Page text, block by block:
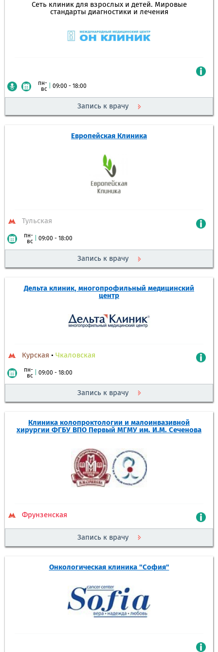
Сеть клиник для взрослых и детей. Мировые
стандарты диагностики и лечения
пн-
вс
09:00 - 18:00
Запись к врачу
Европейская Клиника
Тульская
пн-
вс
09:00 - 18:00
Запись к врачу
Дельта клиник, многопрофильный медицинский
центр
Курская • Чкаловская
пн-
вс
09:00 - 18:00
Запись к врачу
Клиника колопроктологии и малоинвазивной
хирургии ФГБУ ВПО Первый МГМУ им. И.М. Сеченова
Фрунзенская
Запись к врачу
Онкологическая клиника "София"